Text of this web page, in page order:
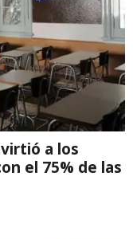
a los
el 75% de las